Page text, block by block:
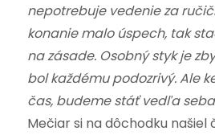
nepotrebuje vedenie za
konanie malo úspech, tak
na zásade. Osobný styk je
bol každému podozrivý. Ale
čas, budeme stáť vedľa
Mečiar si na dôchodku našiel